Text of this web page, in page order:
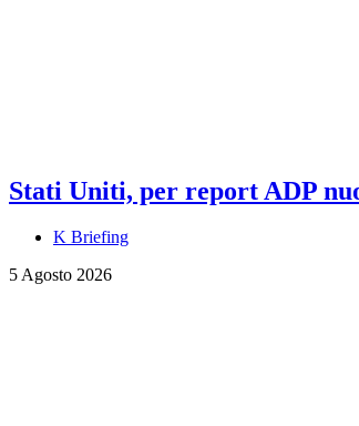
Stati Uniti, per report ADP
K Briefing
5 Agosto 2026